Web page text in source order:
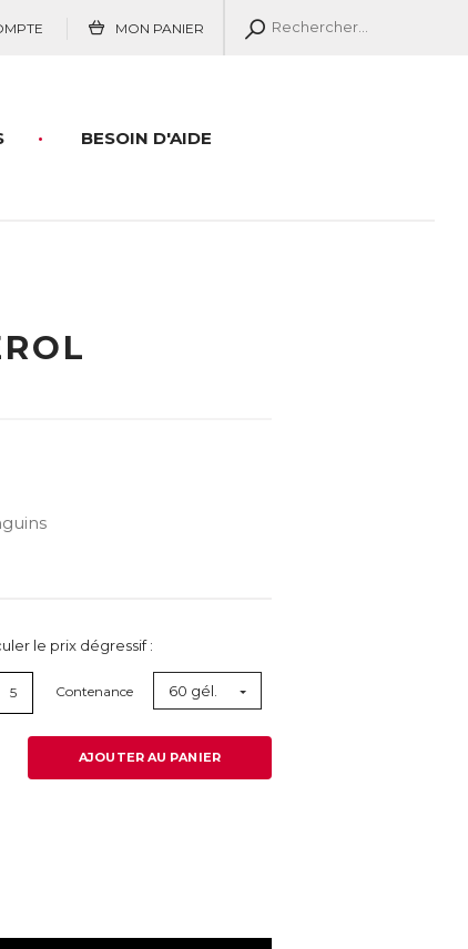
MON PANIER
BESOIN D'AIDE
le prix dégressif :
5 Contenance 60 gél.
AJOUTER AU PANIER